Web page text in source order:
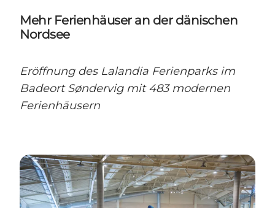
Kontakt
Mehr Ferienhäuser an der dänischen
Nordsee
Eröffnung des Lalandia Ferienparks im
Badeort Søndervig mit 483 modernen
Ferienhäusern